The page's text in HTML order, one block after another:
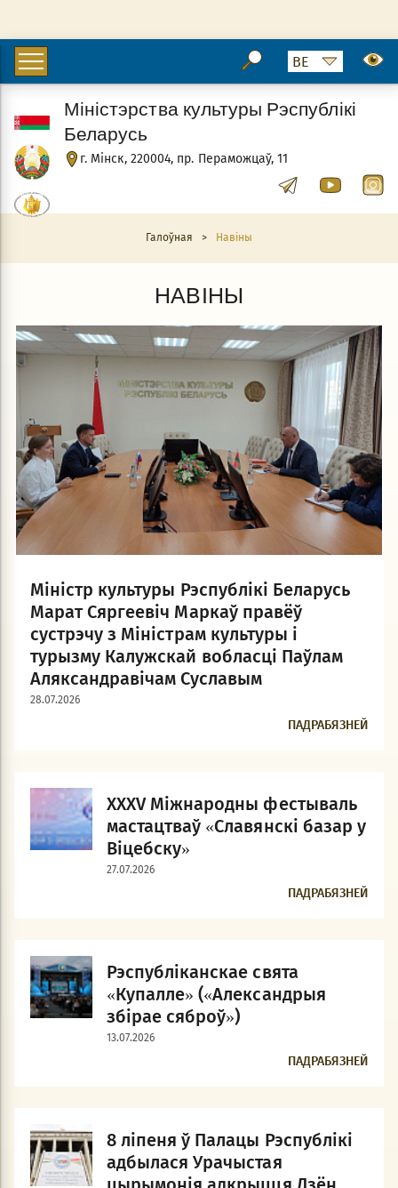
г. Мінск, 220004, пр. Пераможцаў, 11
Міністэрства культуры Рэспублікі
Беларусь
Галоўная > Навіны
НАВІНЫ
Міністр культуры Рэспублікі Беларусь
Марат Сяргеевіч Маркаў правёў
сустрэчу з Міністрам культуры і
турызму Калужскай вобласці Паўлам
Аляксандравічам Суславым
28.07.2026
ПАДРАБЯЗНЕЙ
XXXV Міжнародны фестываль
мастацтваў «Славянскі базар у
Віцебску»
27.07.2026
ПАДРАБЯЗНЕЙ
Рэспубліканскае свята
«Купалле» («Александрыя
збірае сяброў»)
13.07.2026
ПАДРАБЯЗНЕЙ
8 ліпеня ў Палацы Рэспублікі
адбылася Урачыстая